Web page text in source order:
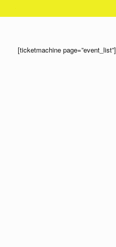
[ticketmachine page=”event_list”]